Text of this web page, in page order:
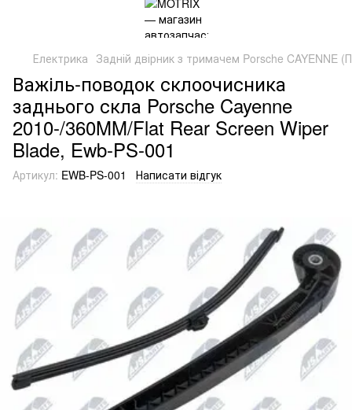
Електрика Задній двірник з тримачем Porsche CAYENNE
Важіль-поводок склоочисника
заднього скла Porsche Cayenne
2010-/360MM/Flat Rear Screen Wiper
Blade, Ewb-PS-001
Артикул: EWB-PS-001 Написати відгук